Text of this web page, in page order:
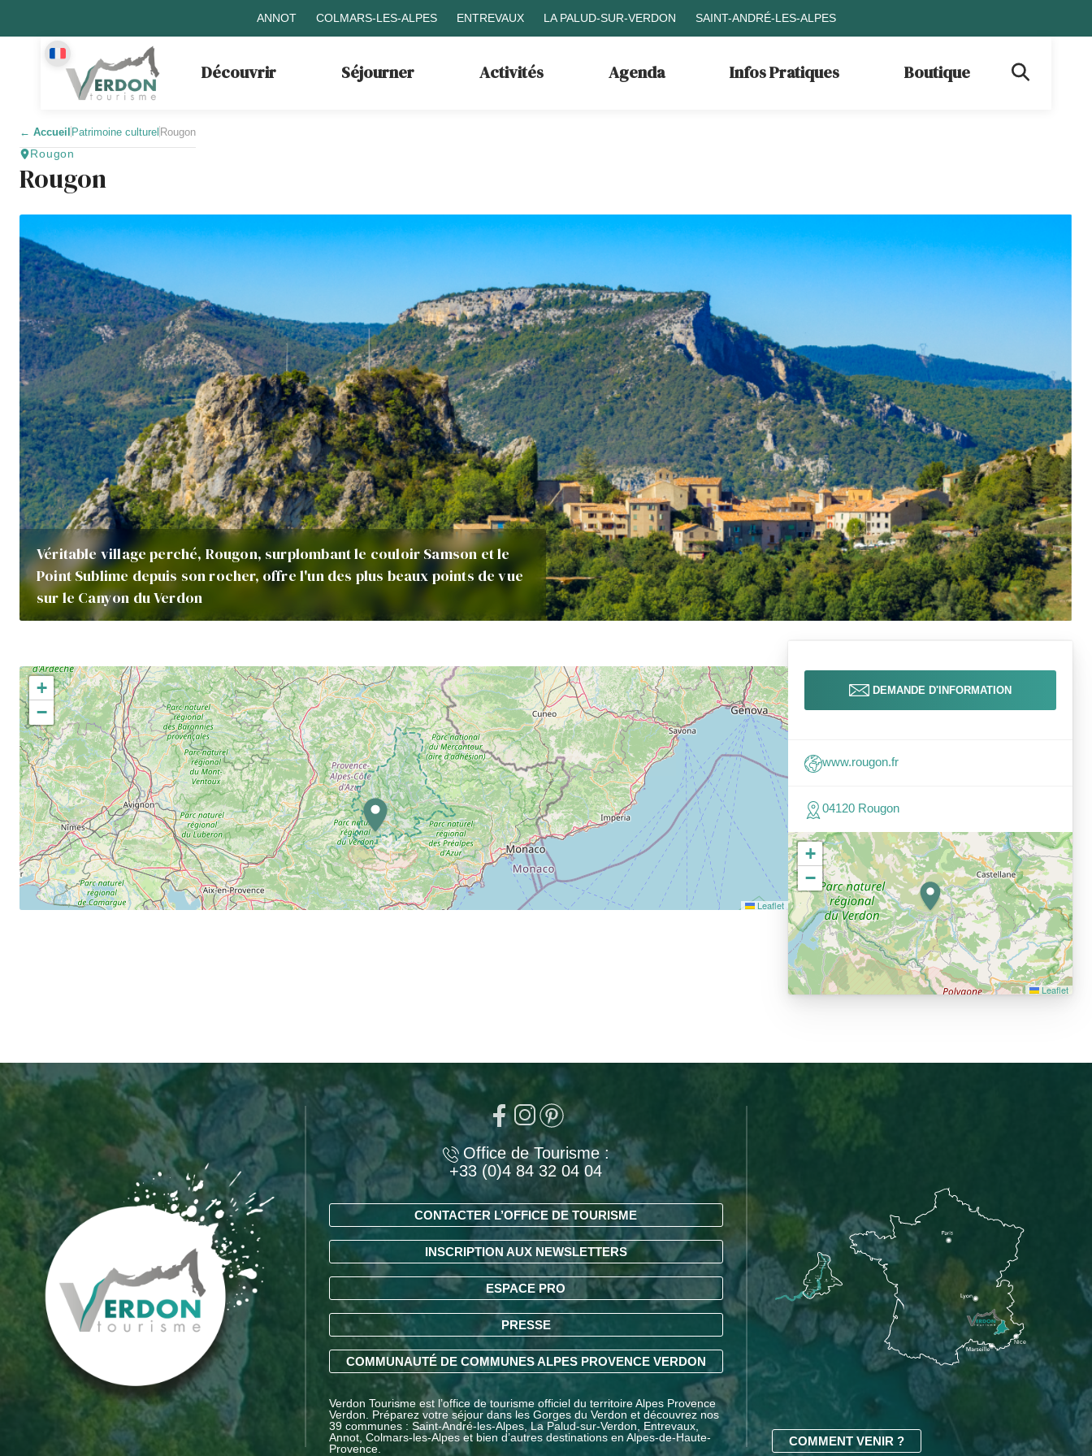
ANNOT COLMARS-LES-ALPES ENTREVAUX LA PALUD-SUR-VERDON SAINT-ANDRÉ-LES-ALPES
Découvrir Séjourner Activités Agenda Infos Pratiques Boutique
← Accueil Patrimoine culturel Rougon
Rougon
Rougon
Véritable village perché, Rougon, surplombant le couloir Samson et le
Point Sublime depuis son rocher, offre l'un des plus beaux points de vue
sur le Canyon du Verdon
+
−
Leaflet
DEMANDE D'INFORMATION
www.rougon.fr
04120 Rougon
+
−
Leaflet
Office de Tourisme :
+33 (0)4 84 32 04 04
CONTACTER L’OFFICE DE TOURISME
INSCRIPTION AUX NEWSLETTERS
ESPACE PRO
PRESSE
COMMUNAUTÉ DE COMMUNES ALPES PROVENCE VERDON
Verdon Tourisme est l’office de tourisme officiel du territoire Alpes Provence
Verdon. Préparez votre séjour dans les Gorges du Verdon et découvrez nos
39 communes : Saint-André-les-Alpes, La Palud-sur-Verdon, Entrevaux,
Annot, Colmars-les-Alpes et bien d’autres destinations en Alpes-de-Haute-
Provence.
COMMENT VENIR ?